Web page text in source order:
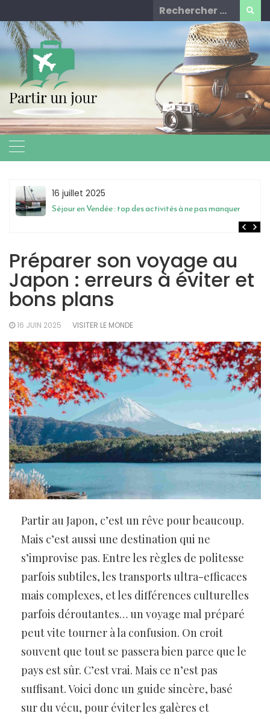
to
content
Rechercher
for:
16 juillet 2025
Séjour en Vendée : top des activités à ne pas manquer
Préparer son voyage au
Japon : erreurs à éviter et
bons plans
16 JUIN 2025 VISITER LE MONDE
Partir au Japon, c’est un rêve pour beaucoup.
Mais c’est aussi une destination qui ne
s’improvise pas. Entre les règles de politesse
parfois subtiles, les transports ultra-efficaces
mais complexes, et les différences culturelles
parfois déroutantes… un voyage mal préparé
peut vite tourner à la confusion. On croit
souvent que tout se passera bien parce que le
pays est sûr. C’est vrai. Mais ce n’est pas
suffisant. Voici donc un guide sincère, basé
sur du vécu, pour éviter les galères et